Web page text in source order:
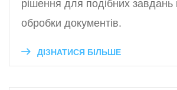
рішення для подібних завдань
обробки документів.
ДІЗНАТИСЯ БІЛЬШЕ